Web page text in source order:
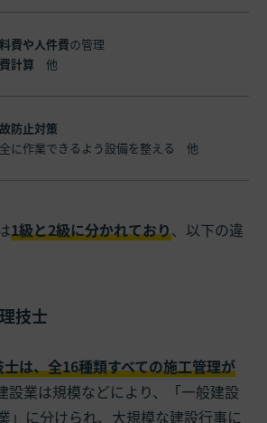
費や人件費の管理
計算 他
防止対策
に作業できるよう設備を整える 他
1級と2級に分かれており、以下の違
技士
は、全16種類すべての施工管理が
設業は規模などにより、「一般建設
」に分けられ、大規模な建設行事に